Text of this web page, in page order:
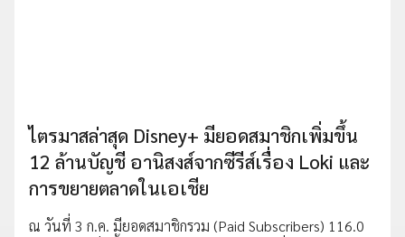
ไตรมาสล่าสุด Disney+ มียอดสมาชิกเพิ่มขึ้น
12 ล้านบัญชี อานิสงส์จากซีรีส์เรื่อง Loki และ
การขยายตลาดในเอเชีย
ณ วันที่ 3 ก.ค. มียอดสมาชิกรวม (Paid Subscribers) 116.0